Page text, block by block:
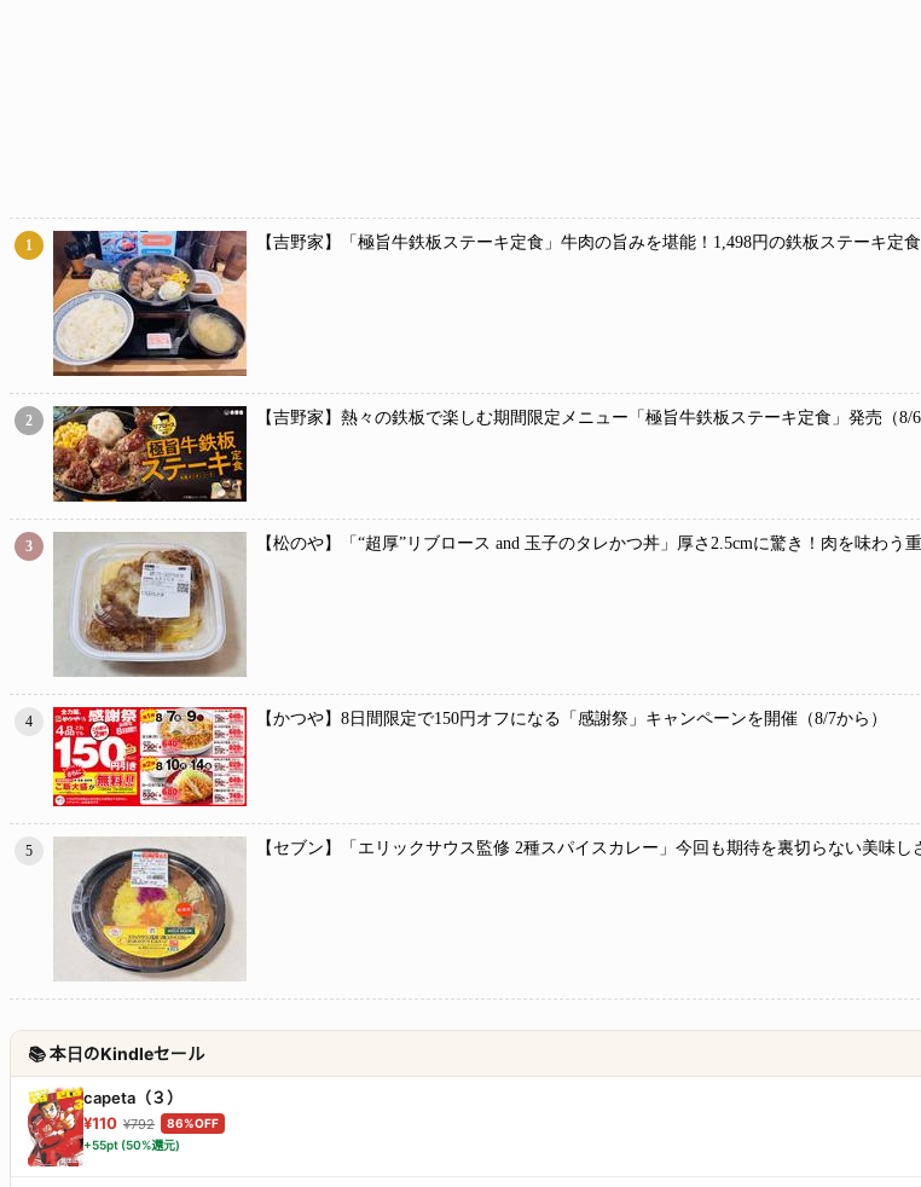
1 【吉野家】「極旨牛鉄板ステーキ定食」牛肉の旨みを堪能！1,498円の鉄板ステーキ定
2 【吉野家】熱々の鉄板で楽しむ期間限定メニュー「極旨牛鉄板ステーキ定食」発売（8/6
3 【松のや】「“超厚”リブロース and 玉子のタレかつ丼」厚さ2.5cmに驚き！肉を味わう
4 【かつや】8日間限定で150円オフになる「感謝祭」キャンペーンを開催（8/7から）
5 【セブン】「エリックサウス監修 2種スパイスカレー」今回も期待を裏切らない美味し
📚 本日のKindleセール
capeta（３）
¥110 ¥792
86%OFF
+55pt (50%還元)